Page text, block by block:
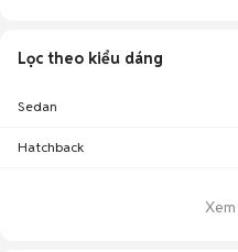
Lọc theo kiểu dáng
Sedan
Hatchback